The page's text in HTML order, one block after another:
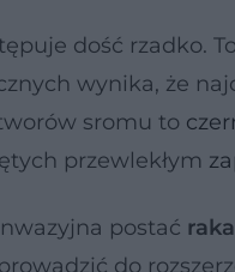
dość rzadko.
wynika, że
sromu to
przewlekłym
postać
do